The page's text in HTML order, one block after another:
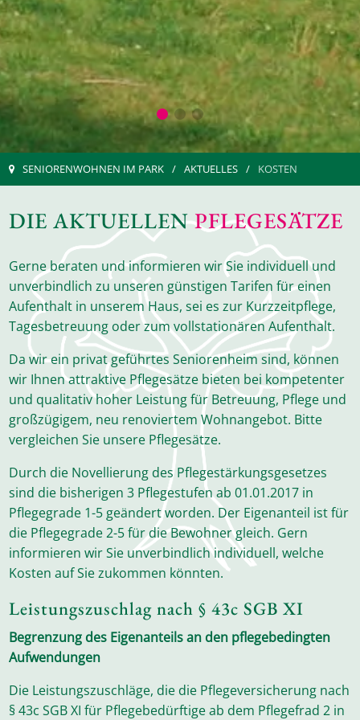
SENIORENWOHNEN IM PARK AKTUELLES KOSTEN
DIE AKTUELLENPFLEGESÄTZE
Gerne beraten und informieren wir Sie individuell und
unverbindlich zu unseren günstigen Tarifen für einen
Aufenthalt in unserem Haus, sei es zur Kurzzeitpflege,
Tagesbetreuung oder zum vollstationären Aufenthalt.
Da wir ein privat geführtes Seniorenheim sind, können
wir Ihnen attraktive Pflegesätze bieten bei kompetenter
und qualitativ hoher Leistung für Betreuung, Pflege und
großzügigem, neu renoviertem Wohnangebot. Bitte
vergleichen Sie unsere Pflegesätze.
Durch die Novellierung des Pflegestärkungsgesetzes
sind die bisherigen 3 Pflegestufen ab 01.01.2017 in
Pflegegrade 1-5 geändert worden. Der Eigenanteil ist für
die Pflegegrade 2-5 für die Bewohner gleich. Gern
informieren wir Sie unverbindlich individuell, welche
Kosten auf Sie zukommen könnten.
Leistungszuschlag nach § 43c SGB XI
Begrenzung des Eigenanteils an den pflegebedingten
Aufwendungen
Die Leistungszuschläge, die die Pflegeversicherung nach
§ 43c SGB XI für Pflegebedürftige ab dem Pflegefrad 2 in